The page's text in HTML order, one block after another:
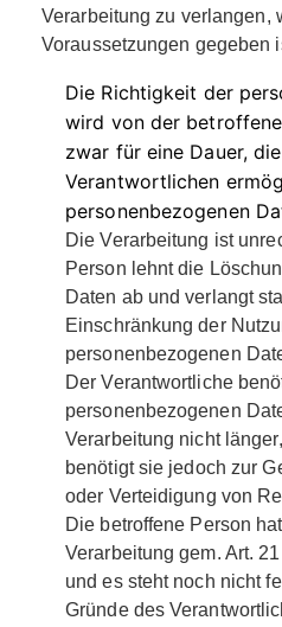
Verarbeitung zu verlangen,
Voraussetzungen gegeben
Die Richtigkeit der
wird von der
zwar für eine Dauer,
Verantwortlichen
personenbezogenen
Die Verarbeitung ist
Person lehnt die
Daten ab und verlangt
Einschränkung der
personenbezogenen
Der Verantwortliche
personenbezogenen
Verarbeitung nicht
benötigt sie jedoch zur
oder Verteidigung von
Die betroffene Person
Verarbeitung gem. Art.
und es steht noch nicht
Gründe des